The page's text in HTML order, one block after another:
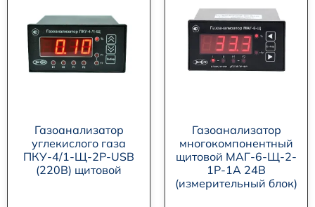
Газоанализатор
углекислого газа
ПКУ-4/1-Щ-2Р-USB
(220В) щитовой
Газоанализатор
многокомпонентный
щитовой МАГ-6-Щ-2-
1Р-1А 24В
(измерительный блок)